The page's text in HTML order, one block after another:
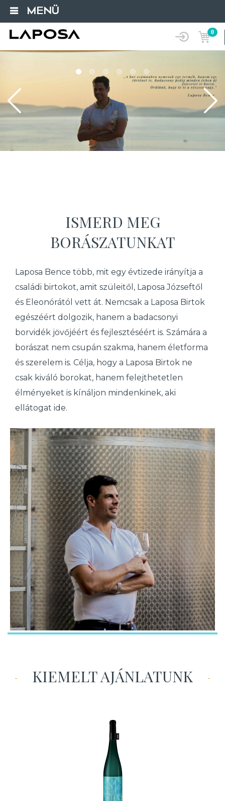
MENÜ
0
Loading...
ISMERD MEG
BORÁSZATUNKAT
Laposa Bence több, mit egy évtizede irányítja a
családi birtokot, amit szüleitől, Laposa Józseftől
és Eleonórától vett át. Nemcsak a Laposa Birtok
egészéért dolgozik, hanem a badacsonyi
borvidék jövőjéért és fejlesztéséért is. Számára a
borászat nem csupán szakma, hanem életforma
és szerelem is. Célja, hogy a Laposa Birtok ne
csak kiváló borokat, hanem felejthetetlen
élményeket is kínáljon mindenkinek, aki
ellátogat ide.
KIEMELT AJÁNLATUNK